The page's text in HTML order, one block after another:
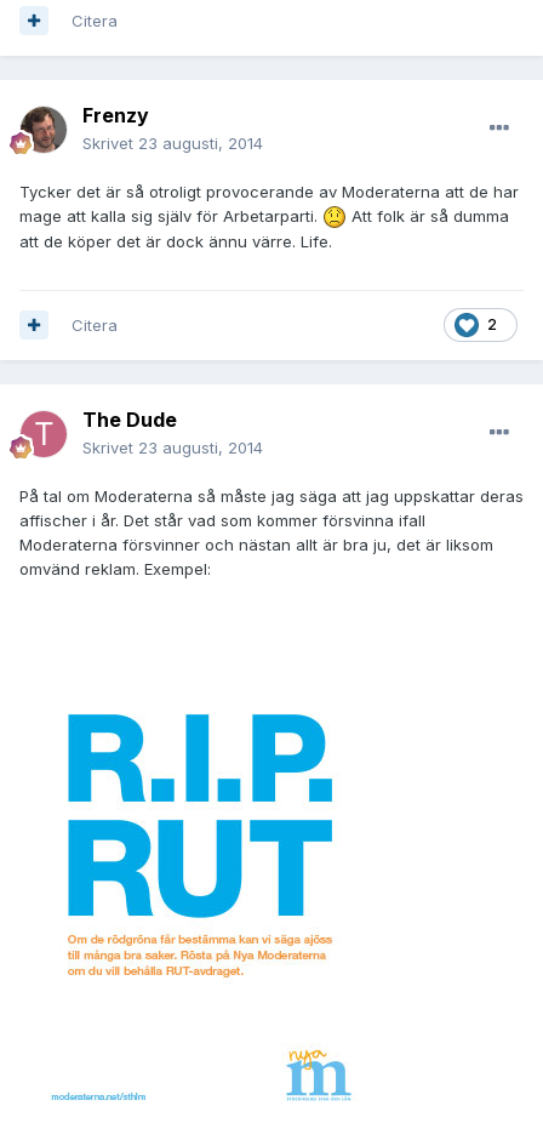
Citera
Frenzy
Skrivet 23 augusti, 2014
Tycker det är så otroligt provocerande av Moderaterna att de har
mage att kalla sig själv för Arbetarparti.
Att folk är så dumma
att de köper det är dock ännu värre. Life.
2
Citera
The Dude
Skrivet 23 augusti, 2014
På tal om Moderaterna så måste jag säga att jag uppskattar deras
affischer i år. Det står vad som kommer försvinna ifall
Moderaterna försvinner och nästan allt är bra ju, det är liksom
omvänd reklam. Exempel: